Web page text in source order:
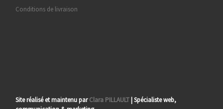
Conditions de livraison
Site réalisé et maintenu parClara PILLAULT | Spécialiste web,